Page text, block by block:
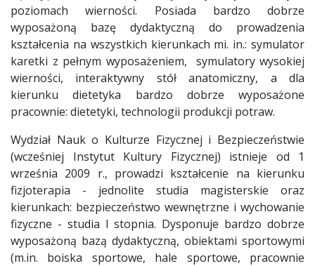
poziomach wierności. Posiada bardzo dobrze
wyposażoną bazę dydaktyczną do prowadzenia
kształcenia na wszystkich kierunkach mi. in.: symulator
karetki z pełnym wyposażeniem, symulatory wysokiej
wierności, interaktywny stół anatomiczny, a dla
kierunku dietetyka bardzo dobrze wyposażone
pracownie: dietetyki, technologii produkcji potraw.
Wydział Nauk o Kulturze Fizycznej i Bezpieczeństwie
(wcześniej Instytut Kultury Fizycznej) istnieje od 1
września 2009 r., prowadzi kształcenie na kierunku
fizjoterapia - jednolite studia magisterskie oraz
kierunkach: bezpieczeństwo wewnętrzne i wychowanie
fizyczne - studia I stopnia. Dysponuje bardzo dobrze
wyposażoną bazą dydaktyczną, obiektami sportowymi
(m.in. boiska sportowe, hale sportowe, pracownie